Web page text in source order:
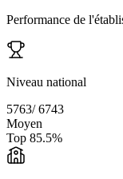
Performance de
Niveau national
5763/6743
Moyen
Top 85.5%